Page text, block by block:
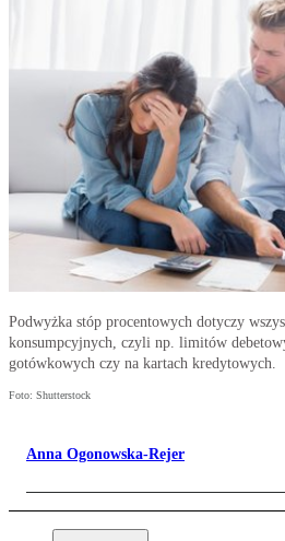
Podwyżka stóp procentowych dotyczy
konsumpcyjnych, czyli np. limitów
gotówkowych czy na kartach kredytowych.
Foto: Shutterstock
Anna Ogonowska-Rejer